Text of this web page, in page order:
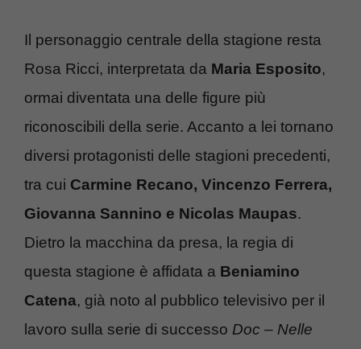
Il personaggio centrale della stagione resta
Rosa Ricci, interpretata da Maria Esposito,
ormai diventata una delle figure più
riconoscibili della serie. Accanto a lei tornano
diversi protagonisti delle stagioni precedenti,
tra cui Carmine Recano, Vincenzo Ferrera,
Giovanna Sannino e Nicolas Maupas.
Dietro la macchina da presa, la regia di
questa stagione è affidata a Beniamino
Catena, già noto al pubblico televisivo per il
lavoro sulla serie di successo Doc – Nelle